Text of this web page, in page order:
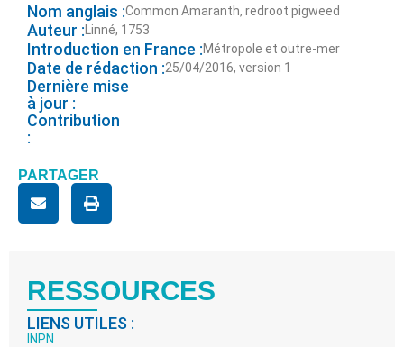
Nom anglais :Common Amaranth, redroot pigweed
Auteur : Linné, 1753
Introduction en France :Métropole et outre-mer
Date de rédaction :25/04/2016, version 1
Dernière mise
à jour :
Contribution
:
PARTAGER
RESSOURCES
LIENS UTILES :
INPN